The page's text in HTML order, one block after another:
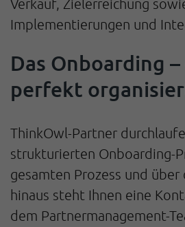
Verkauf, Zielerreichung
Implementierungen und
Das Onboarding
perfekt
ThinkOwl-Partner
strukturierten Onboarding-
gesamten Prozess und über
hinaus steht Ihnen eine
dem Partnermanagement-